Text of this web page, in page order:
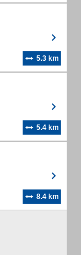
5.3 km
5.4 km
8.4 km